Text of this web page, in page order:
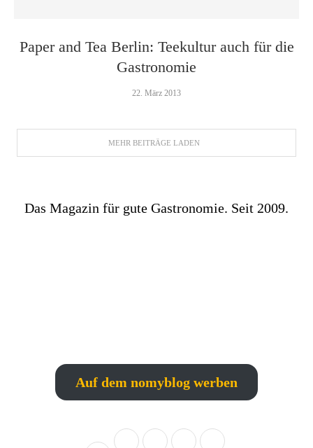
Paper and Tea Berlin: Teekultur auch für die
Gastronomie
22. März 2013
MEHR BEITRÄGE LADEN
Das Magazin für gute Gastronomie. Seit 2009.
Auf dem nomyblog werben